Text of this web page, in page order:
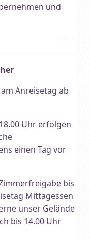
und
Anreisetag ab
Uhr erfolgen
einen Tag vor
bis
Mittagessen
unser Gelände
bis 14.00 Uhr